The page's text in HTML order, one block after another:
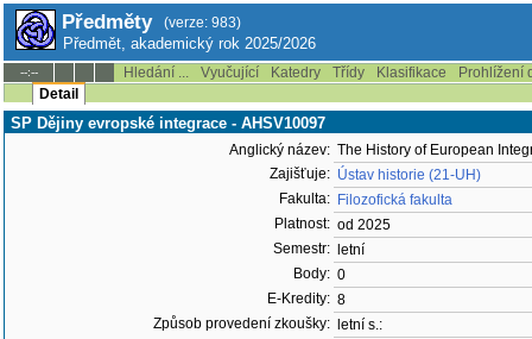
Předměty (verze: 983)
Předmět, akademický rok 2025/2026
--:-- Hledání ... Vyučující Katedry Třídy Klasifikace
Prohlížení
Detail
SP Dějiny evropské integrace - AHSV10097
Anglický název: The History of European
Zajišťuje: Ústav historie (21-UH)
Fakulta: Filozofická fakulta
Platnost: od 2025
Semestr:
letní
Body: 0
E-Kredity: 8
Způsob provedení zkoušky:
letní s.: